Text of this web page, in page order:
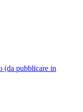
(da pubblicare in